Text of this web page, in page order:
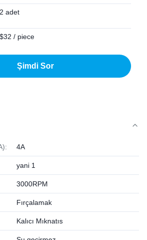
2 adet
$32 / piece
Şimdi Sor
4A
yani 1
3000RPM
Fırçalamak
Kalıcı Mıknatıs